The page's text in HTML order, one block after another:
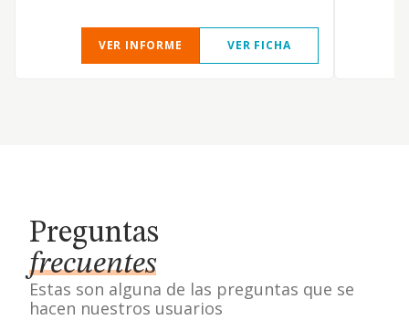
VER INFORME VER FICHA
Preguntas
frecuentes
Estas son alguna de las preguntas que se
hacen nuestros usuarios